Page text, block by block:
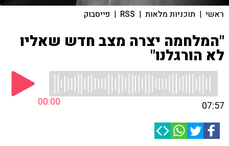
ראשי | תוכניות מלאות |
RSS
| פייסבוק
"המלחמה יצרה מצב חדש שאליו
לא הורגלנו"
00:00 07:57